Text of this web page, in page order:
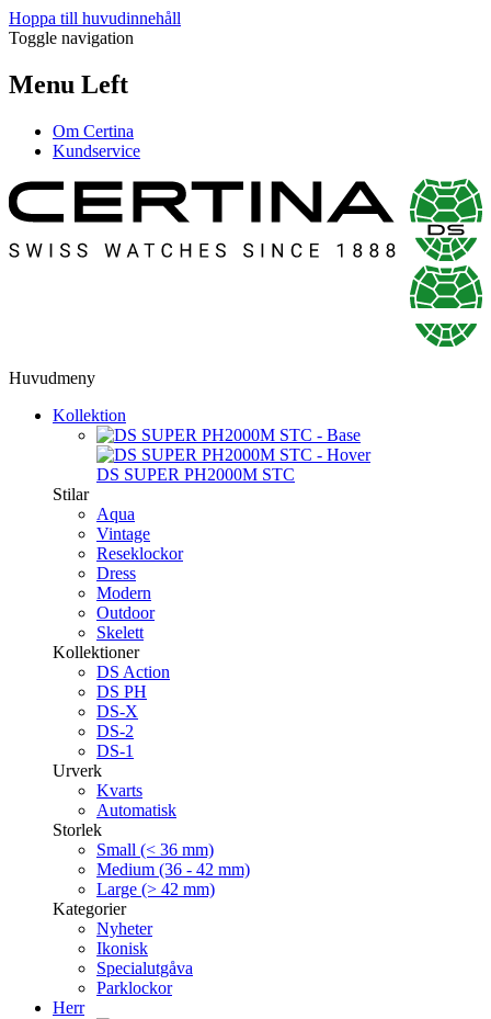
Hoppa till huvudinnehåll
Toggle navigation
Menu Left
Om Certina
Kundservice
Huvudmeny
Kollektion
DS SUPER PH2000M STC
Stilar
Aqua
Vintage
Reseklockor
Dress
Modern
Outdoor
Skelett
Kollektioner
DS Action
DS PH
DS-X
DS-2
DS-1
Urverk
Kvarts
Automatisk
Storlek
Small (< 36 mm)
Medium (36 - 42 mm)
Large (> 42 mm)
Kategorier
Nyheter
Ikonisk
Specialutgåva
Parklockor
Herr